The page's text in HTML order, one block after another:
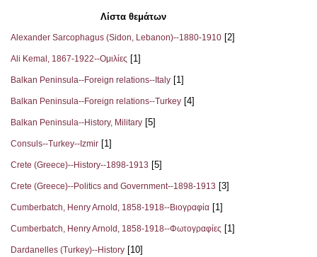
Λίστα θεμάτων
Alexander Sarcophagus (Sidon, Lebanon)--1880-1910 [2]
Ali Kemal, 1867-1922--Ομιλίες [1]
Balkan Peninsula--Foreign relations--Italy [1]
Balkan Peninsula--Foreign relations--Turkey [4]
Balkan Peninsula--History, Military [5]
Consuls--Turkey--Izmir [1]
Crete (Greece)--History--1898-1913 [5]
Crete (Greece)--Politics and Government--1898-1913 [3]
Cumberbatch, Henry Arnold, 1858-1918--Βιογραφία [1]
Cumberbatch, Henry Arnold, 1858-1918--Φωτογραφίες [1]
Dardanelles (Turkey)--History [10]